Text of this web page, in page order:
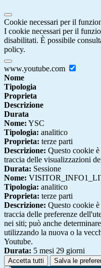
Cookie necessari per il
I cookie necessari per il
disabilitati. È possibile
policy.
www.youtube.com
Nome
Tipologia
Proprieta
Descrizione
Durata
Nome: YSC
Tipologia: analitico
Proprieta: terze parti
Descrizione: Questo cookie
traccia delle visualizzazioni
Durata: Sessione
Nome:
Tipologia: analitico
Proprieta: terze parti
Descrizione: Questo cookie
traccia delle preferenze
nei siti; può anche
utilizzando la nuova o la
Youtube.
Durata: 5 mesi 29 giorni
Accetta tutti Salva le